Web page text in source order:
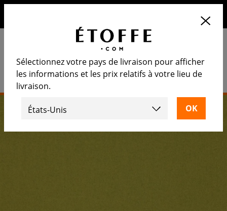
Sélectionnez votre pays de livraison pour afficher
les informations et les prix relatifs à votre lieu de
livraison.